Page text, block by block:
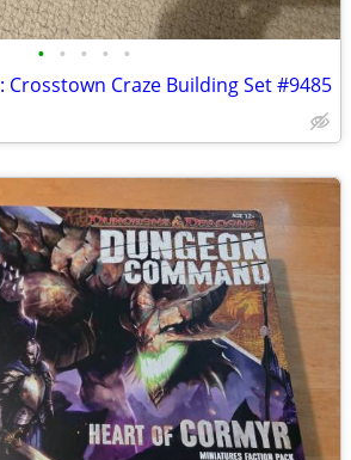
• • • • •
Crosstown Craze Building Set #9485